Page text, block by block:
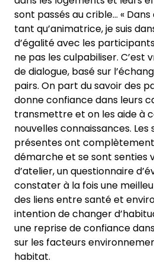
sont passés au crible… «
tant qu’animatrice, je suis
d’égalité avec les
ne pas les culpabiliser. C’est
de dialogue, basé sur
pairs. On part du savoir des
donne confiance dans leurs
transmettre et on les aide à
nouvelles connaissances. Les
présentes ont
démarche et se sont senties
d’atelier, un questionnaire
constater à la fois une
des liens entre santé et
intention de changer
une reprise de confiance
sur les facteurs
habitat.